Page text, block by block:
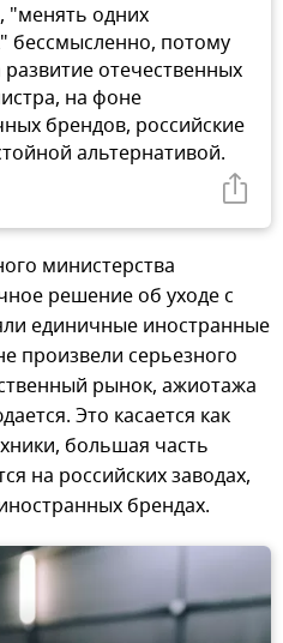
одних
бессмысленно, потому
отечественных
на фоне
брендов, российские
альтернативой.
министерства
решение об уходе с
единичные иностранные
произвели серьезного
рынок, ажиотажа
Это касается как
большая часть
на российских заводах,
брендах.